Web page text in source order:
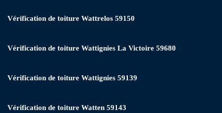
Vérification de toiture Wattrelos 59150
Vérification de toiture Wattignies La Victoire 59680
Vérification de toiture Wattignies 59139
Vérification de toiture Watten 59143